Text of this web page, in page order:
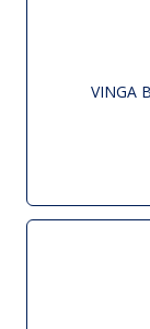
VINGA